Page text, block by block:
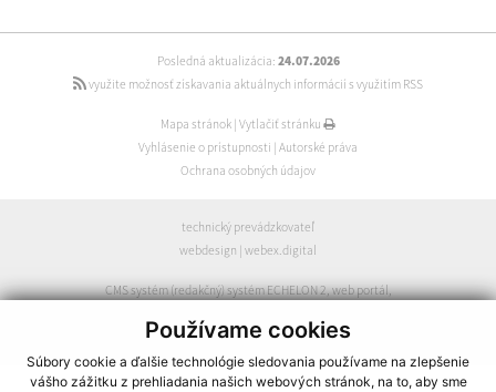
Používame cookies
Súbory cookie a ďalšie technológie sledovania používame na zlepšenie
vášho zážitku z prehliadania našich webových stránok, na to, aby sme
Posledná aktualizácia: 24.07.2026
využite možnosť získavania aktuálnych informácií s využitím RSS
Mapa stránok | Vytlačiť stránku
Vyhlásenie o prístupnosti | Autorské práva
Ochrana osobných údajov
technický prevádzkovateľ
webdesign | webex.digital
CMS systém (redakčný) systém ECHELON 2,web portál,
spoločnosť webex.digital